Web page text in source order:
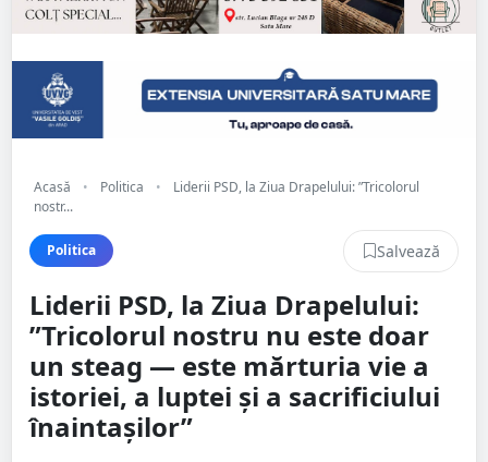
Acasă • Politica •
Liderii PSD, la Ziua Drapelului: ”Tricolorul
nostr...
Politica Salvează
Liderii PSD, la Ziua Drapelului:
”Tricolorul nostru nu este doar
un steag — este mărturia vie a
istoriei, a luptei și a sacrificiului
înaintașilor”